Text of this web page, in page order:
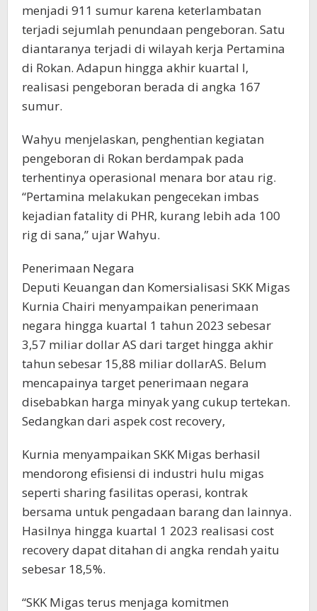
menjadi 911 sumur karena keterlambatan
terjadi sejumlah penundaan pengeboran. Satu
diantaranya terjadi di wilayah kerja Pertamina
di Rokan. Adapun hingga akhir kuartal I,
realisasi pengeboran berada di angka 167
sumur.
Wahyu menjelaskan, penghentian kegiatan
pengeboran di Rokan berdampak pada
terhentinya operasional menara bor atau rig.
“Pertamina melakukan pengecekan imbas
kejadian fatality di PHR, kurang lebih ada 100
rig di sana,” ujar Wahyu.
Penerimaan Negara
Deputi Keuangan dan Komersialisasi SKK Migas
Kurnia Chairi menyampaikan penerimaan
negara hingga kuartal 1 tahun 2023 sebesar
3,57 miliar dollar AS dari target hingga akhir
tahun sebesar 15,88 miliar dollarAS. Belum
mencapainya target penerimaan negara
disebabkan harga minyak yang cukup tertekan.
Sedangkan dari aspek cost recovery,
Kurnia menyampaikan SKK Migas berhasil
mendorong efisiensi di industri hulu migas
seperti sharing fasilitas operasi, kontrak
bersama untuk pengadaan barang dan lainnya.
Hasilnya hingga kuartal 1 2023 realisasi cost
recovery dapat ditahan di angka rendah yaitu
sebesar 18,5%.
“SKK Migas terus menjaga komitmen